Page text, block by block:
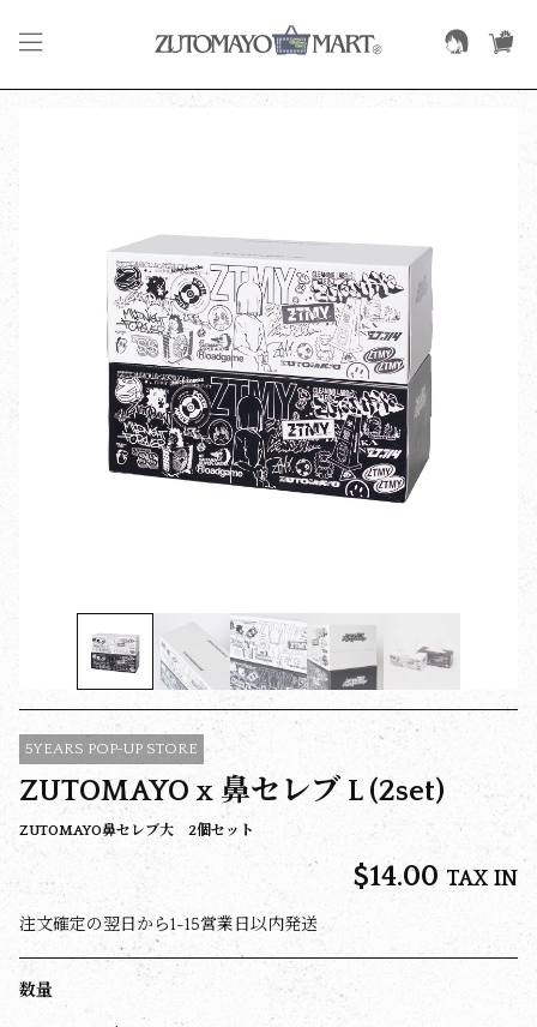
5YEARS POP-UP STORE
ZUTOMAYO x 鼻セレブ L (2set)
ZUTOMAYO鼻セレブ大 2個セット
$‌14.00 TAX IN
注文確定の翌日から1-15営業日以内発送
数量